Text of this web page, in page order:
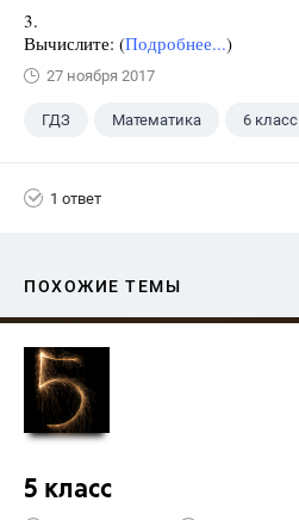
3.
Вычислите: (Подробнее...)
27 ноября 2017
ГДЗ Математика 6 класс
1 ответ
ПОХОЖИЕ ТЕМЫ
5 класс